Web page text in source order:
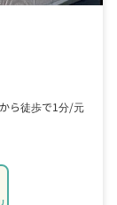
ら徒歩で1分 元